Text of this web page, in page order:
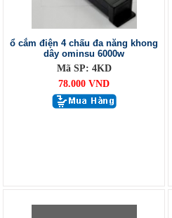
ổ cắm điện 4 chấu đa năng khong
dây ominsu 6000w
Mã SP: 4KD
78.000 VND